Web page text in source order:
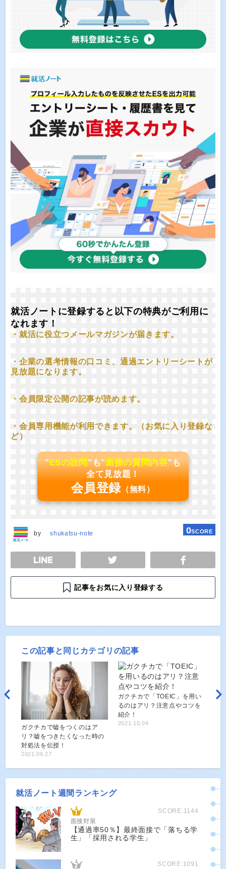
就活ノートに登録すると以下の特典がご利用に
なれます！
・就活に役立つメールマガジンが届きます。
・企業の選考情報の口コミ、通過エントリーシートが
見放題になります。
・会員限定公開の記事が読めます。
・会員専用機能が利用できます。（お気に入り登録な
ど）
"ESの設問"も"面接の質問内容"も
全て見放題！
会員登録 （無料）
by shukatsu-note 0SCORE
TWEET
記事をお気に入り登録する
この記事と同じカテゴリの記事
ガクチカで嘘をつくのはア
リ？嘘をつきたくなった時の
対処法を伝授！
2021.09.27
ガクチカで「TOEIC」を用い
るのはアリ？注意点やコツを
紹介！
2021.10.04
就活ノート週間ランキング
SCORE:1144
面接対策
【通過率50％】最終面接で「落ちる学
生」「採用される学生」
SCORE:1091